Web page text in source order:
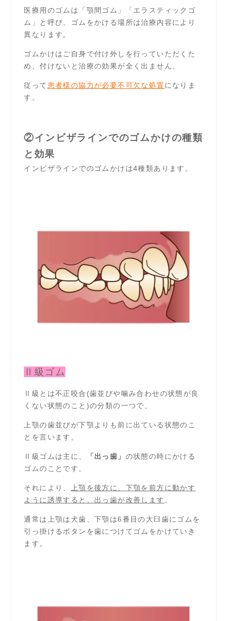
医療用のゴムは「顎間ゴム」「エラスティックゴ
ム」と呼び、ゴムをかける場所は治療内容により
異なります。
ゴムかけはご自身で付け外しを行っていただくた
め、付けないと治療の効果が全く出ません。
従って 患者様の協力が必要不可欠な処置になりま
す。
②インビザラインでのゴムかけの種類
と効果
インビザラインでのゴムかけは4種類あります。
Ⅱ級ゴム
Ⅱ級とは不正咬合(歯並びや噛み合わせの状態が良
くない状態のこと)の分類の一つで、
上顎の歯並びが下顎よりも前に出ている状態のこ
とを言います。
Ⅱ級ゴムは主に、 「出っ歯」 の状態の時にかける
ゴムのことです。
それにより、
上顎を後方に、下顎を前方に動かす
ように誘導すると、出っ歯が改善します 。
通常は上顎は犬歯、下顎は6番目の大臼歯にゴムを
引っ掛けるボタンを歯につけてゴムをかけていき
ます。